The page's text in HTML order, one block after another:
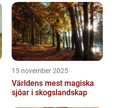
15 november 2025
Världens mest magiska
sjöar i skogslandskap